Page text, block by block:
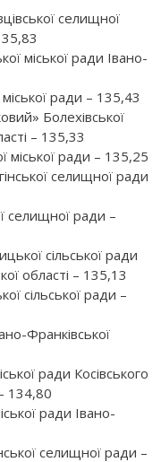
селищної
міської ради Івано-
ради – 135,43
Болехівської
– 135,33
ради – 135,25
селищної ради
селищної ради –
сільської ради
області – 135,13
сільської ради –
Франківської
ради Косівського
134,80
ради Івано-
селищної ради –